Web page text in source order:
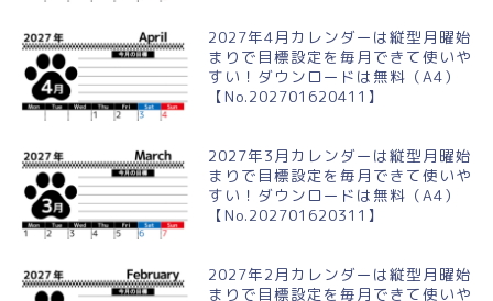
2027年4月カレンダーは縦型月曜始
まりで目標設定を毎月できて使いや
すい！ダウンロードは無料（A4）
【No.202701620411】
2027年3月カレンダーは縦型月曜始
まりで目標設定を毎月できて使いや
すい！ダウンロードは無料（A4）
【No.202701620311】
2027年2月カレンダーは縦型月曜始
まりで目標設定を毎月できて使いや